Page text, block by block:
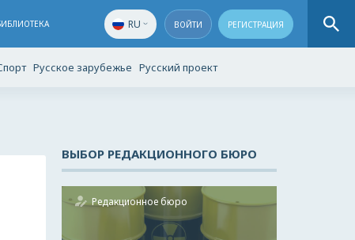
RU ВОЙТИ РЕГИСТРАЦИЯ
Русское зарубежье Русский проект
ВЫБОР РЕДАКЦИОННОГО БЮРО
Редакционное бюро